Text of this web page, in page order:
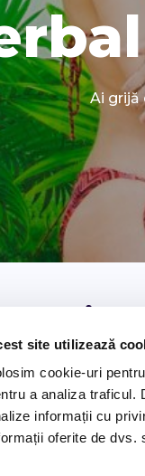
site utilizează
cookie-uri
a analiza traficul.
informații cu
oferite de dvs.
Ai grijă
și
de
și